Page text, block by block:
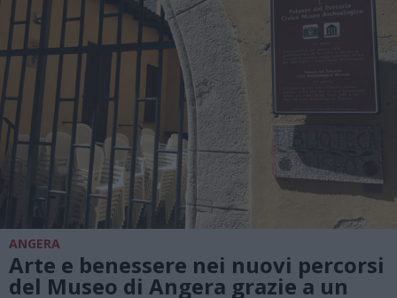
ANGERA
Arte e benessere nei nuovi percorsi
del Museo di Angera grazie a un